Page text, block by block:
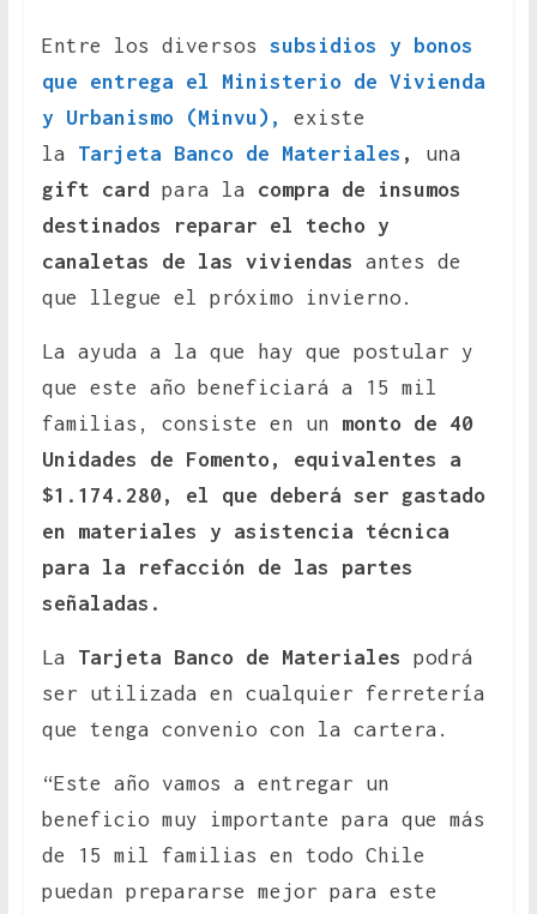
Entre los diversos subsidios y bonos
que entrega el Ministerio de Vivienda
y Urbanismo (Minvu),
existe
la Tarjeta Banco de Materiales ,
una
gift card
para la compra de insumos
destinados reparar el techo y
canaletas de las viviendas antes de
que llegue el próximo invierno.
La ayuda a la que hay que postular y
que este año beneficiará a 15 mil
familias, consiste en un monto de 40
Unidades de Fomento, equivalentes a
$1.174.280, el que deberá ser gastado
en materiales y asistencia técnica
para la refacción de las partes
señaladas.
La Tarjeta Banco de Materiales podrá
ser utilizada en cualquier ferretería
que tenga convenio con la cartera.
“Este año vamos a entregar un
beneficio muy importante para que más
de 15 mil familias en todo Chile
puedan prepararse mejor para este